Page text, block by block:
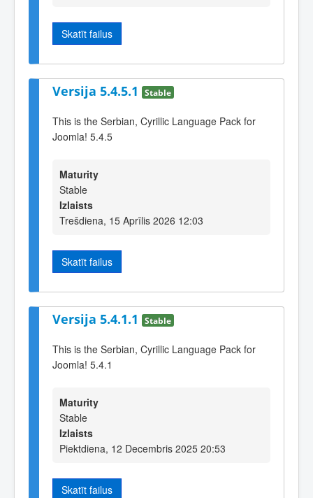
Skatīt failus
Versija 5.4.5.1 Stable
This is the Serbian, Cyrillic Language Pack for
Joomla! 5.4.5
Maturity
Stable
Izlaists
Trešdiena, 15 Aprīlis 2026 12:03
Skatīt failus
Versija 5.4.1.1 Stable
This is the Serbian, Cyrillic Language Pack for
Joomla! 5.4.1
Maturity
Stable
Izlaists
Piektdiena, 12 Decembris 2025 20:53
Skatīt failus